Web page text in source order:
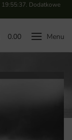
19:55:36. Dodatkowe
0.00